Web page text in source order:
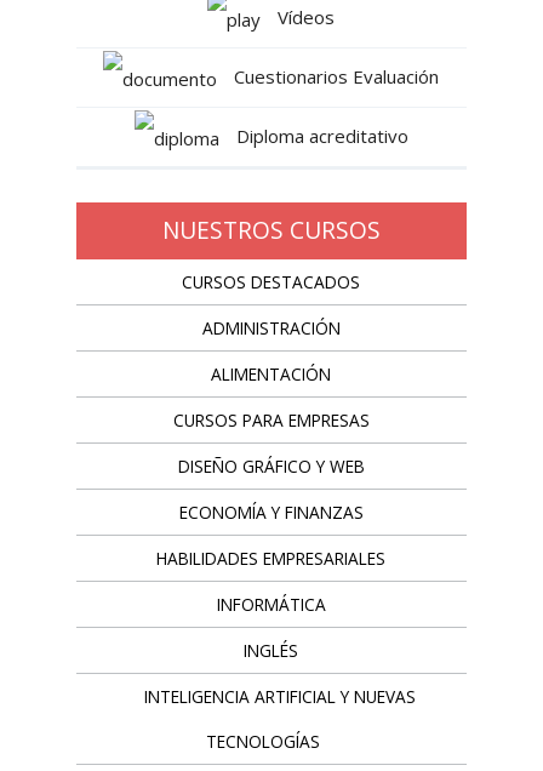
Vídeos
Cuestionarios Evaluación
Diploma acreditativo
NUESTROS CURSOS
CURSOS DESTACADOS
ADMINISTRACIÓN
ALIMENTACIÓN
CURSOS PARA EMPRESAS
DISEÑO GRÁFICO Y WEB
ECONOMÍA Y FINANZAS
HABILIDADES EMPRESARIALES
INFORMÁTICA
INGLÉS
INTELIGENCIA ARTIFICIAL Y NUEVAS
TECNOLOGÍAS